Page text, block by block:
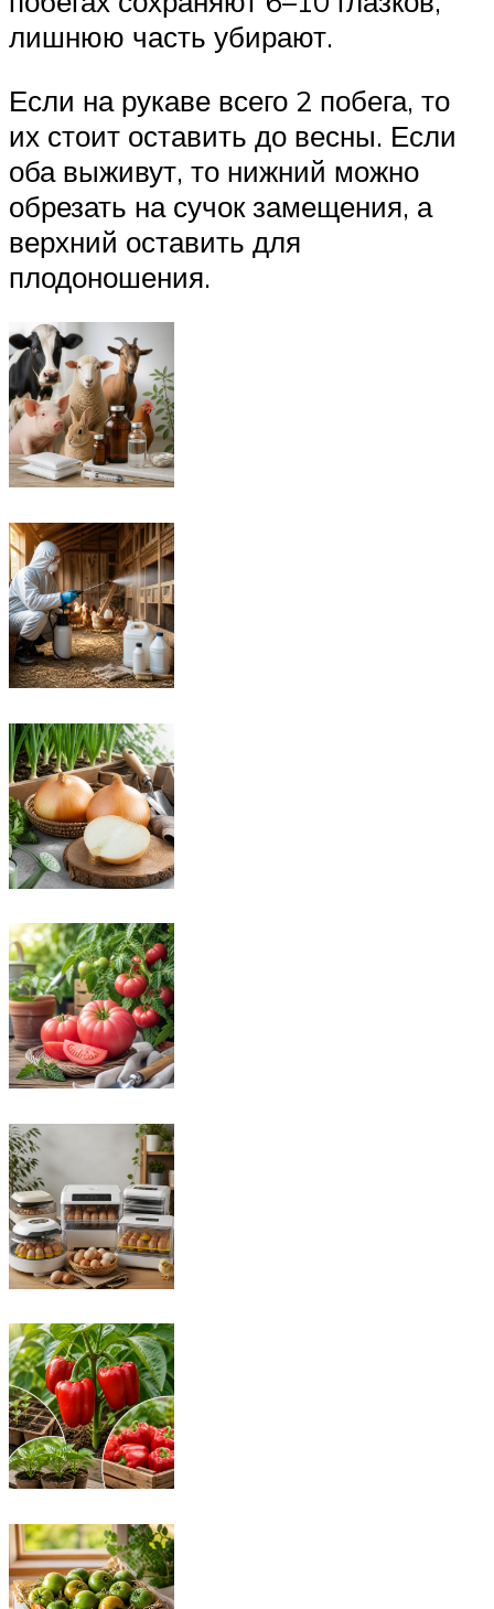
лишнюю часть убирают.
Если на рукаве всего 2 побега, то
их стоит оставить до весны. Если
оба выживут, то нижний можно
обрезать на сучок замещения, а
верхний оставить для
плодоношения.